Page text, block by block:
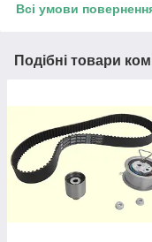
Всі умови
Подібні товари